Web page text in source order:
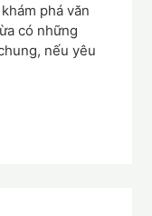
phá văn
có những
nếu yêu